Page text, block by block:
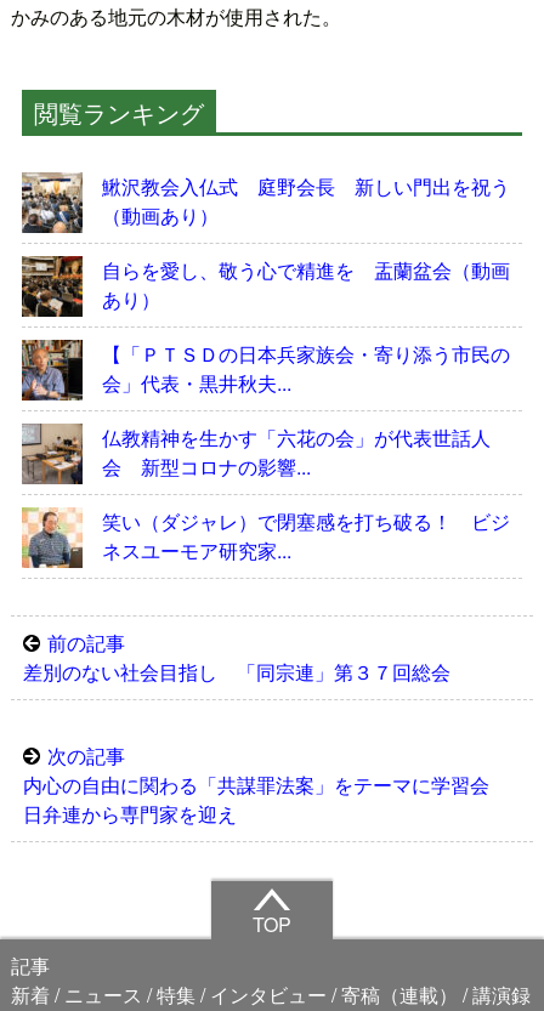
かみのある地元の木材が使用された。
閲覧ランキング
鰍沢教会入仏式 庭野会長 新しい門出を祝う
（動画あり）
自らを愛し、敬う心で精進を 盂蘭盆会（動画
あり）
【「ＰＴＳＤの日本兵家族会・寄り添う市民の
会」代表・黒井秋夫...
仏教精神を生かす「六花の会」が代表世話人
会 新型コロナの影響...
笑い（ダジャレ）で閉塞感を打ち破る！ ビジ
ネスユーモア研究家...
前の記事
差別のない社会目指し 「同宗連」第３７回総会
次の記事
内心の自由に関わる「共謀罪法案」をテーマに学習会
日弁連から専門家を迎え
TOP
記事
新着
ニュース 特集 インタビュー 寄稿（連載）
講演録